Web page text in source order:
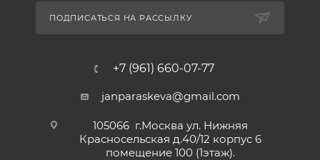
ПОДПИСАТЬСЯ НА РАССЫЛКУ
+7 (961) 660-07-77
janparaskeva@gmail.com
105066 г.Москва ул. Нижняя
Красносельская д.40/12 корпус 6
помещение 100 (1этаж).